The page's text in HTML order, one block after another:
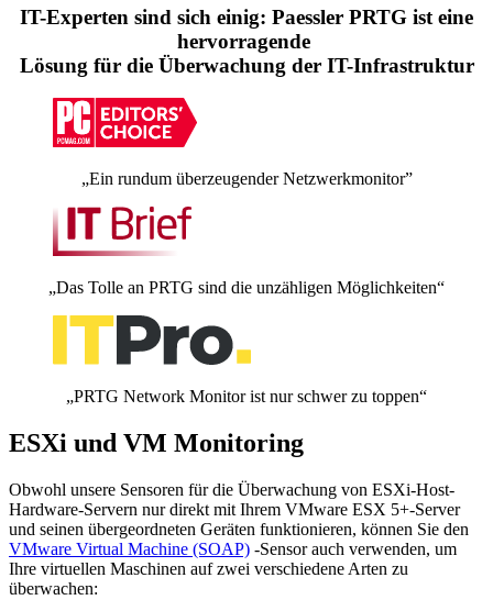
IT-Experten sind sich einig: Paessler PRTG ist eine
hervorragende
Lösung für die Überwachung der IT-Infrastruktur
„Ein rundum überzeugender Netzwerkmonitor”
„Das Tolle an PRTG sind die unzähligen Möglichkeiten“
„PRTG Network Monitor ist nur schwer zu toppen“
ESXi und VM Monitoring
Obwohl unsere Sensoren für die Überwachung von ESXi-Host-
Hardware-Servern nur direkt mit Ihrem VMware ESX 5+-Server
und seinen übergeordneten Geräten funktionieren, können Sie den
VMware Virtual Machine (SOAP) -Sensor auch verwenden, um
Ihre virtuellen Maschinen auf zwei verschiedene Arten zu
überwachen: